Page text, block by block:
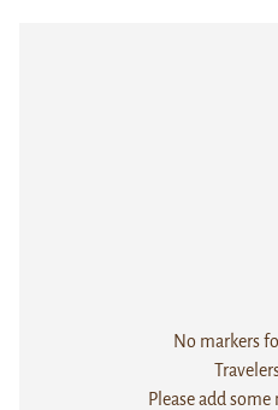
No markers
Please add